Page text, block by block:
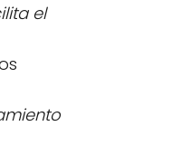
el